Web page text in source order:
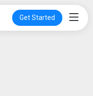
Get Started